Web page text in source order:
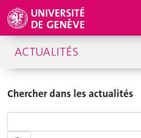
ACTUALITÉS
Chercher dans les actualités